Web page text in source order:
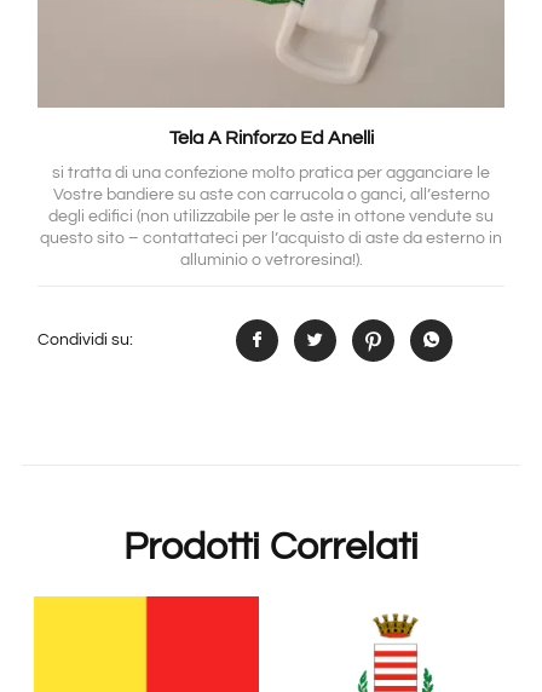
Tela A Rinforzo Ed Anelli
si tratta di una confezione molto pratica per agganciare le
Vostre bandiere su aste con carrucola o ganci, all’esterno
degli edifici (non utilizzabile per le aste in ottone vendute su
questo sito – contattateci per l’acquisto di aste da esterno in
alluminio o vetroresina!).
Condividi su:
Prodotti Correlati